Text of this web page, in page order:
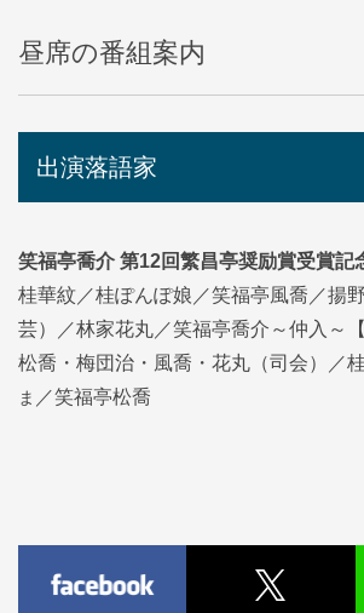
昼席の番組案内
出演落語家
笑福亭喬介 第12回繁昌亭奨励賞受賞記
桂華紋／桂ぽんぽ娘／笑福亭風喬／揚
芸）／林家花丸／笑福亭喬介～仲入～
松喬・梅団治・風喬・花丸（司会）／
ま ／笑福亭松喬